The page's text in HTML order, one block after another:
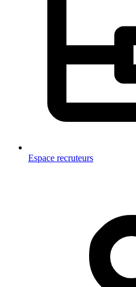
Espace recruteurs